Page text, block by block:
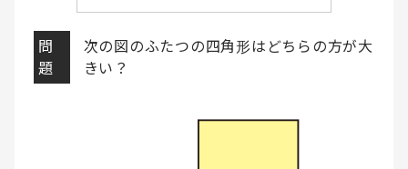
問
題
次の図のふたつの四角形はどちらの方が大
きい？